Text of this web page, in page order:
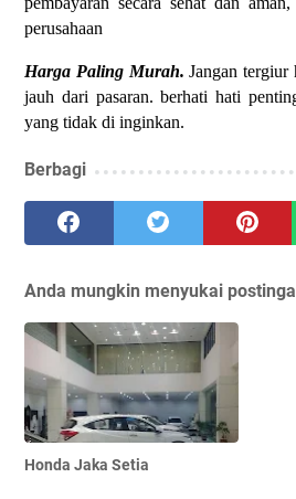
perusahaan
Harga Paling Murah. Jangan tergiur
jauh dari pasaran. berhati hati
yang tidak di inginkan.
Berbagi
Anda mungkin menyukai
Honda Jaka Setia